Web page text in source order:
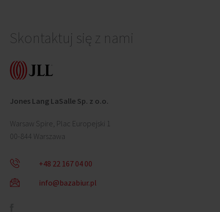
Skontaktuj się z nami
Jones Lang LaSalle Sp. z o.o.
Warsaw Spire, Plac Europejski 1
00-844 Warszawa
+48 22 167 04 00
info@bazabiur.pl